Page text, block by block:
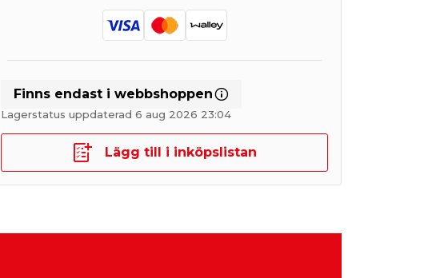
Finns endast i webbshoppen
Lagerstatus uppdaterad 6 aug 2026 23:04
Lägg till i inköpslistan